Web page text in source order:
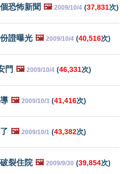
恐怖新聞 🖼️ 2009/10/4 (37,831次)
證曝光 🖼️ 2009/10/4 (40,516次)
門 🖼️ 2009/10/4 (46,331次)
🖼️ 2009/10/3 (41,416次)
🖼️ 2009/10/1 (43,382次)
裂住院 🖼️ 2009/9/30 (39,854次)